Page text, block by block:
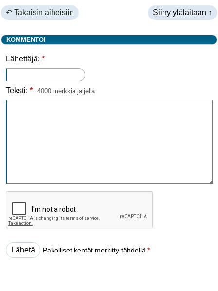
↶ Takaisin aiheisiin Siirry ylälaitaan ↑
KOMMENTOI
Lähettäjä: *
Teksti: * 4000 merkkiä jäljellä
Pakolliset kentät merkitty tähdellä *